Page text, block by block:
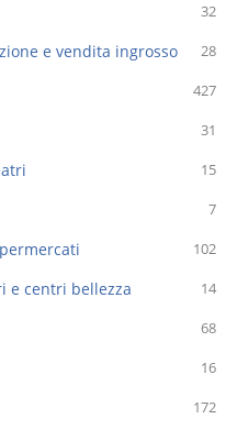
32
28
e vendita ingrosso
427
31
15
7
102
14
e centri bellezza
68
16
172